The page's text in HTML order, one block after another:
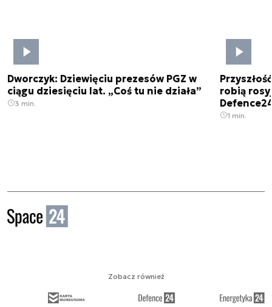
Dworczyk: Dziewięciu prezesów PGZ w
ciągu dziesięciu lat. „Coś tu nie działa”
3 min.
robią
1 min.
Zobacz również